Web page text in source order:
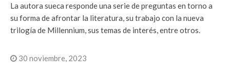
La autora sueca responde una serie de preguntas en torno a
su forma de afrontar la literatura, su trabajo con la nueva
trilogía de Millennium, sus temas de interés, entre otros.
30 noviembre, 2023